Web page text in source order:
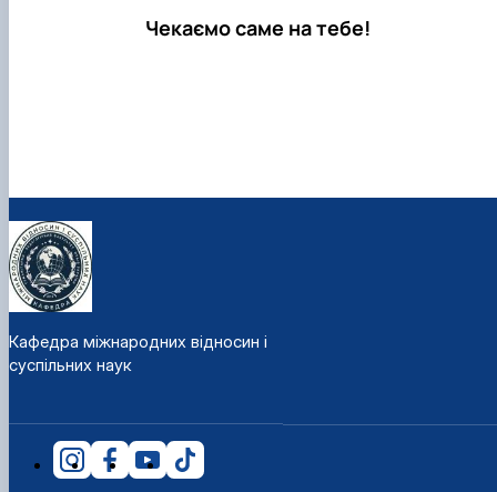
Чекаємо саме на тебе!
Кафедра міжнародних відносин і
суспільних наук